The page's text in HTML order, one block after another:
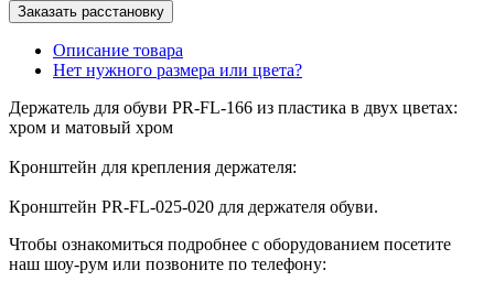
Заказать расстановку
Описание товара
Нет нужного размера или цвета?
Держатель для обуви PR-FL-166 из пластика в двух цветах:
хром и матовый хром
Кронштейн для крепления держателя:
Кронштейн PR-FL-025-020 для держателя обуви.
Чтобы ознакомиться подробнее с оборудованием посетите
наш шоу-рум или позвоните по телефону: